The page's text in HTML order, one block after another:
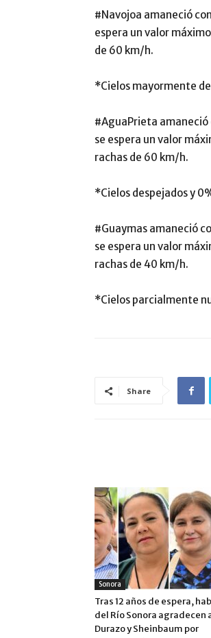
#Navojoa amaneció
espera un valor
de 60 km/h.
*Cielos mayormente
#AguaPrieta amaneció
se espera un valor
rachas de 60 km/h.
*Cielos despejados y
#Guaymas amaneció
se espera un valor
rachas de 40 km/h.
*Cielos parcialmente
Share
Sonora
Tras 12 años de espera,
del Río Sonora agradecen
Durazo y Sheinbaum por